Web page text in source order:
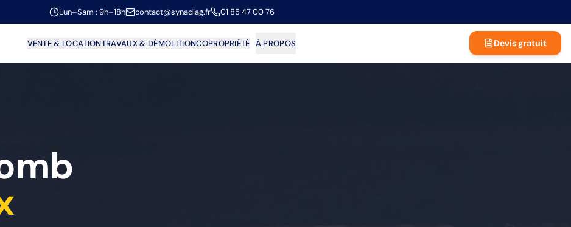
Lun–Sam : 9h–18h contact@synadiag.fr 01 85 47 00 76
VENTE & LOCATIONTRAVAUX & DÉMOLITIONCOPROPRIÉTÉ À PROPOS Devis gratuit